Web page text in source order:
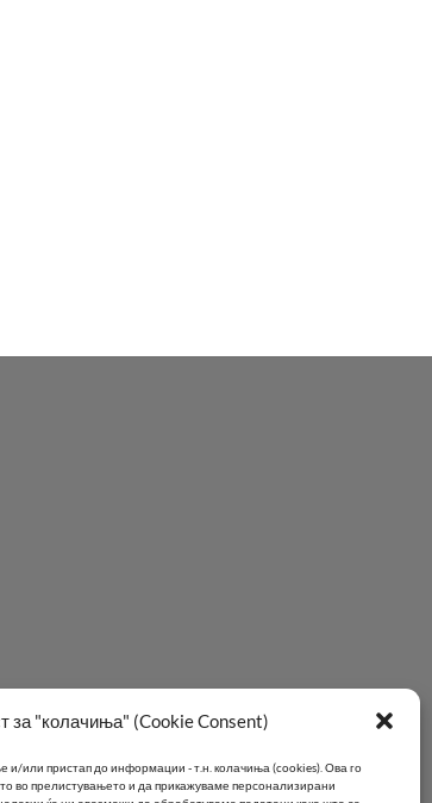
за "колачиња" (Cookie Consent)
и/или пристап до информации - т.н. колачиња (cookies).Ова го
во прелистувањето и да прикажуваме персонализирани